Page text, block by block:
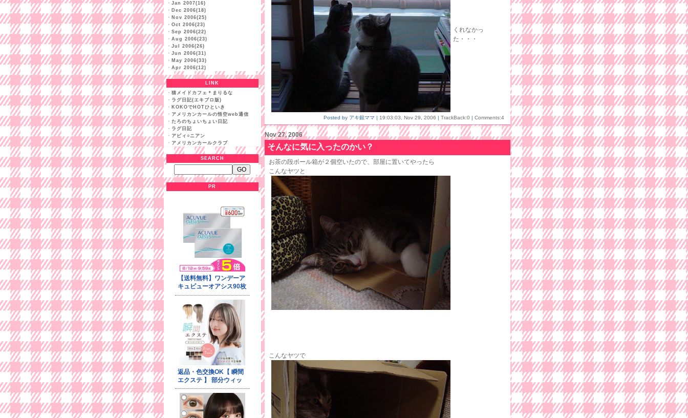
・ Jan 2007(16)
・ Dec 2006(18)
・ Nov 2006(25)
・ Oct 2006(23)
・ Sep 2006(22)
・ Aug 2006(23)
・ Jul 2006(26)
・ Jun 2006(31)
・ May 2006(33)
・ Apr 2006(12)
LINK
・ 猫メイドカフェ＊まりるな
・ ラグ日記(エキブロ版)
・ KOKOでHOTひといき
・ アメリカンカールの悟空web通信
・ たろのちょいちょい日記
・ ラグ日記
・ アビィ○ニアン
・ アメリカンカールクラブ
SEARCH
PR
くれなかっ
た・・・
Posted by アキ銀ママ | 19:03:03, Nov 29, 2006 | TrackBack:0 | Comments:4
Nov 27, 2006
そんなに気に入ったのかい？
お茶の段ボール箱が２個空いたので、部屋に置いてやったら
こんなヤツと
こんなヤツで